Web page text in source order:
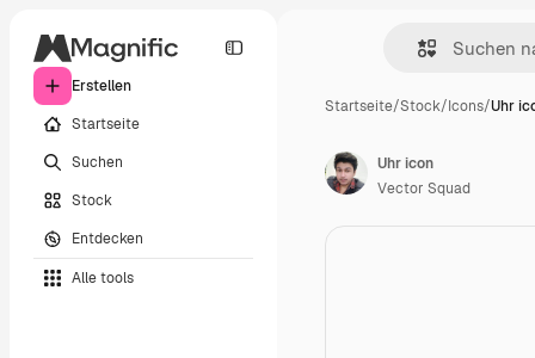
Erstellen
Startseite
Suchen
Stock
Entdecken
Alle tools
Startseite/Stock/Icons/Uhr
Uhr icon
Vector Squad